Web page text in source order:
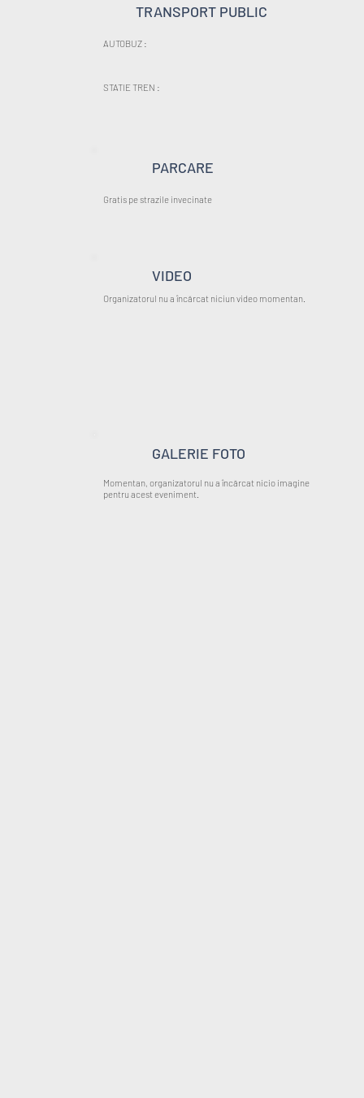
TRANSPORT PUBLIC
AUTOBUZ :
STATIE TREN :
PARCARE
Gratis pe strazile invecinate
VIDEO
Organizatorul nu a încărcat niciun video momentan.
GALERIE FOTO
Momentan, organizatorul nu a încărcat nicio imagine
pentru acest eveniment.